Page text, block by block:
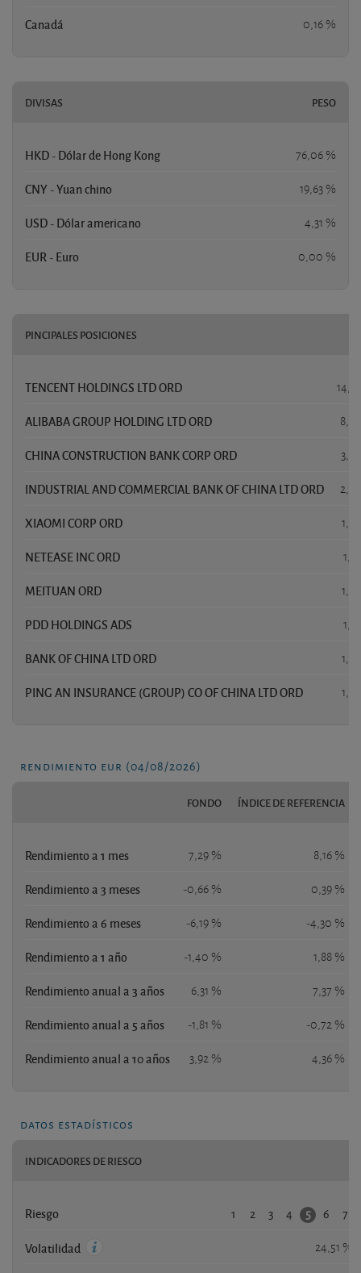
Canadá 0,16 %
DIVISAS PESO
HKD - Dólar de Hong Kong 76,06 %
CNY - Yuan chino 19,63 %
USD - Dólar americano 4,31 %
EUR - Euro 0,00 %
PINCIPALES POSICIONES
TENCENT HOLDINGS LTD ORD
ALIBABA GROUP HOLDING LTD ORD
CHINA CONSTRUCTION BANK CORP ORD
INDUSTRIAL AND COMMERCIAL BANK OF CHINA LTD ORD
XIAOMI CORP ORD
NETEASE INC ORD
MEITUAN ORD
PDD HOLDINGS ADS
BANK OF CHINA LTD ORD
PING AN INSURANCE (GROUP) CO OF CHINA LTD ORD
rendimiento eur (04/08/2026)
FONDO ÍNDICE DE REFERENCIA
Rendimiento a 1 mes 7,29 % 8,16 %
Rendimiento a 3 meses -0,66 % 0,39 %
Rendimiento a 6 meses -6,19 % -4,30 %
Rendimiento a 1 año -1,40 % 1,88 %
Rendimiento anual a 3 años 6,31 % 7,37 %
Rendimiento anual a 5 años -1,81 % -0,72 %
Rendimiento anual a 10 años 3,92 % 4,36 %
datos estadísticos
INDICADORES DE RIESGO
Riesgo 1 2 3 4 5 6 7
Volatilidad 24,51 %